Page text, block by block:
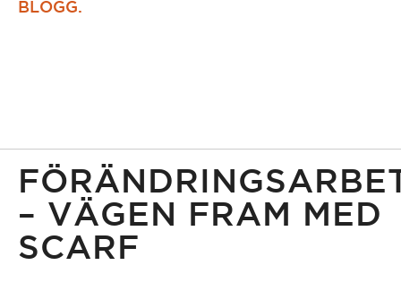
BLOGG.
– VÄGEN FRAM MED
SCARF